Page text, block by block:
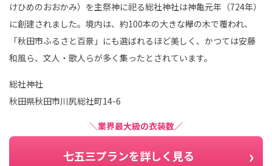
けひめのおおかみ）を主祭神に祀る総社神社は神亀元年（724年）
に創建されました。境内は、約100本の大きな欅の木で覆われ、
「秋田市ふるさと百景」にも選ばれるほど美しく、かつては安藤
和風ら、文人・歌人らが多く集ったとされています。
総社神社
秋田県秋田市川尻総社町14-6
＼業界最大級の衣装数／
七五三プランを詳しく見る